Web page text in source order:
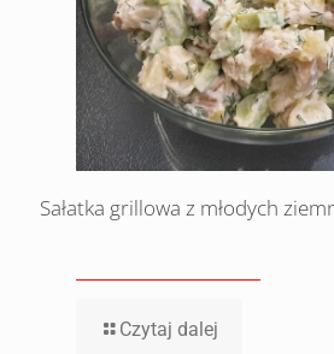
Sałatka grillowa z młodych
Czytaj dalej